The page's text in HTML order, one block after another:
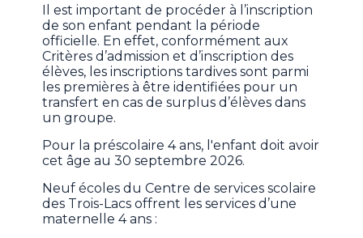
Il est important de procéder à l’inscription
de son enfant pendant la période
officielle. En effet, conformément aux
Critères d’admission et d’inscription des
élèves, les inscriptions tardives sont parmi
les premières à être identifiées pour un
transfert en cas de surplus d’élèves dans
un groupe.
Pour la préscolaire 4 ans, l'enfant doit avoir
cet âge au 30 septembre 2026.
Neuf écoles du Centre de services scolaire
des Trois-Lacs offrent les services d’une
maternelle 4 ans :